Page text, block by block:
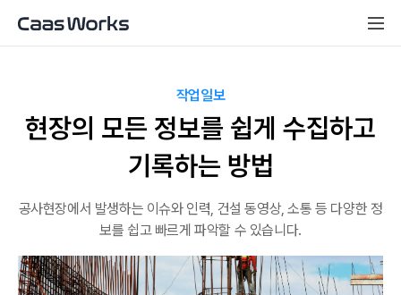
작업일보
현장의 모든 정보를 쉽게 수집하고
기록하는 방법
공사현장에서 발생하는 이슈와 인력, 건설 동영상, 소통 등 다양한 정
보를 쉽고 빠르게 파악할 수 있습니다.